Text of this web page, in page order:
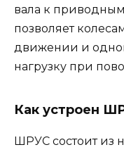
вала к
позволяет
движении и
нагрузку при
Как устроен
ШРУС состоит из